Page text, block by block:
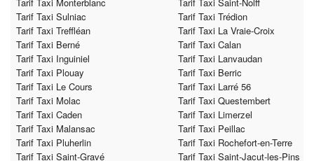
Tarif Taxi Sulniac
Tarif Taxi Trédion
Tarif Taxi Treffléan
Tarif Taxi La Vraie-Croix
Tarif Taxi Berné
Tarif Taxi Calan
Tarif Taxi Inguiniel
Tarif Taxi Lanvaudan
Tarif Taxi Plouay
Tarif Taxi Berric
Tarif Taxi Le Cours
Tarif Taxi Larré 56
Tarif Taxi Molac
Tarif Taxi Questembert
Tarif Taxi Caden
Tarif Taxi Limerzel
Tarif Taxi Malansac
Tarif Taxi Peillac
Tarif Taxi Pluherlin
Tarif Taxi Rochefort-en-Terre
Tarif Taxi Saint-Gravé
Tarif Taxi Saint-Jacut-les-Pins